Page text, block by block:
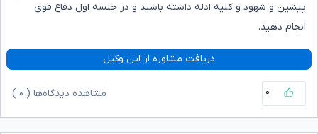
پیشین و شهود و کلیه ادله داشته باشید و در جلسه اول دفاع قوی
انجام دهید.
دریافت مشاوره از این وکیل
۰ مشاهده دیدگاه‌ها ( ۰